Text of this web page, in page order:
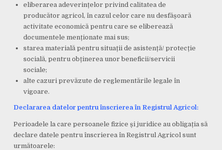
eliberarea adeverințelor privind calitatea de
producător agricol, în cazul celor care nu desfășoară
activitate economică pentru care se eliberează
documentele menționate mai sus;
starea materială pentru situații de asistență/ protecție
socială, pentru obținerea unor beneficii/servicii
sociale;
alte cazuri prevăzute de reglementările legale în
vigoare.
Declararea datelor pentru înscrierea în Registrul Agricol:
Perioadele la care persoanele fizice și juridice au obligația să
declare datele pentru înscrierea în Registrul Agricol sunt
următoarele: